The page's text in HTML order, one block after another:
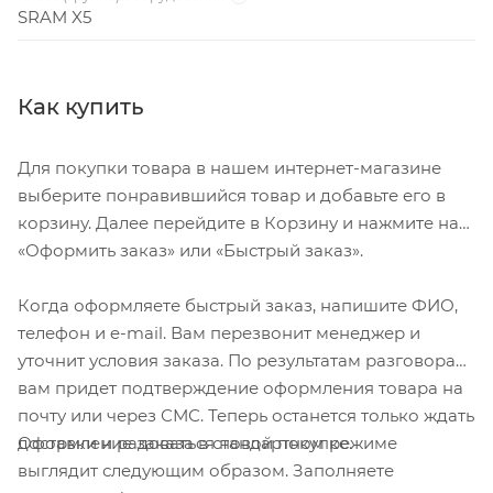
SRAM X5
Как купить
Для покупки товара в нашем интернет-магазине
выберите понравившийся товар и добавьте его в
корзину. Далее перейдите в Корзину и нажмите на
«Оформить заказ» или «Быстрый заказ».
Когда оформляете быстрый заказ, напишите ФИО,
телефон и e-mail. Вам перезвонит менеджер и
уточнит условия заказа. По результатам разговора
вам придет подтверждение оформления товара на
почту или через СМС. Теперь останется только ждать
доставки и радоваться новой покупке.
Оформление заказа в стандартном режиме
выглядит следующим образом. Заполняете